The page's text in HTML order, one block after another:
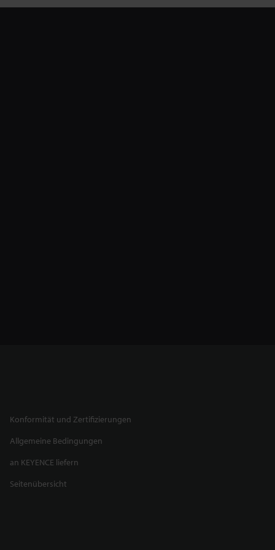
Konformität und Zertifizierungen
Allgemeine Bedingungen
an KEYENCE liefern
Seitenübersicht